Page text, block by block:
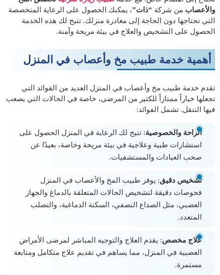
والأعصاب من شركة “ذات”، يمكنك الحصول على الرعاية المتخصصة
التي تحتاجها دون الحاجة إلى مغادرة منزلك. تتيح لك هذه الخدمة
الحصول على التشخيص والعلاج في بيئة مريحة وآمنة.
أهمية خدمة طبيب مخ وأعصاب في المنزل
تقدم خدمة طبيب مخ وأعصاب في المنزل العديد من الفوائد التي
تجعلها خياراً ممتازاً للكثير من المرضى، خاصة في الحالات التي يصعب
فيها التنقل. تشمل الفوائد:
الراحة والخصوصية: تتيح لك الرعاية في المنزل الحصول على
استشارات طبية وعلاجية في بيئة مريحة وخاصة، بعيدًا عن
صخب العيادات والمستشفيات.
تشخيص دقيق: يوفر طبيب المخ والأعصاب في المنزل
فحوصات دقيقة لتشخيص الحالات المتعلقة بالدماغ والجهاز
العصبي، مثل الصداع النصفي، السكتة الدماغية، والتصلب
المتعدد.
علاج مخصص: يقدم العلاج والتوجيه المباشر لمرضى الأمراض
العصبية في المنزل، مما يساهم في تقديم علاج متكامل ومتابعة
مستمرة.